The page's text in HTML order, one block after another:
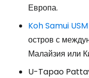
Европа.
Koh Samui USM
остров с
Малайзия или
U-Tapao